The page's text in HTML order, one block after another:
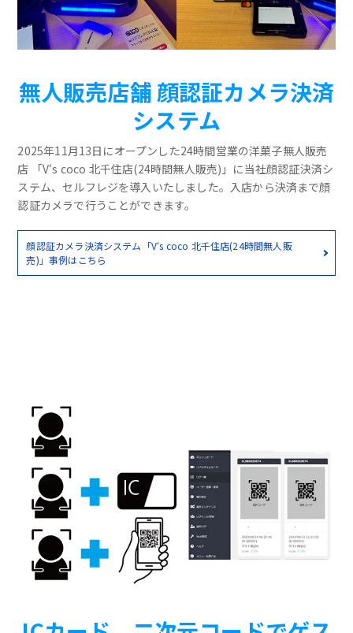
無人販売店舗 顔認証カメラ決済
システム
2025年11月13日にオープンした24時間営業の洋菓子無人販売
店 「V‘s coco 北千住店(24時間無人販売)」に当社顔認証決済シ
ステム、セルフレジを導入いたしました。入店から決済まで顔
認証カメラで行うことができます。
顔認証カメラ決済システム「V‘s coco 北千住店(24時間無人販
売)」事例はこちら